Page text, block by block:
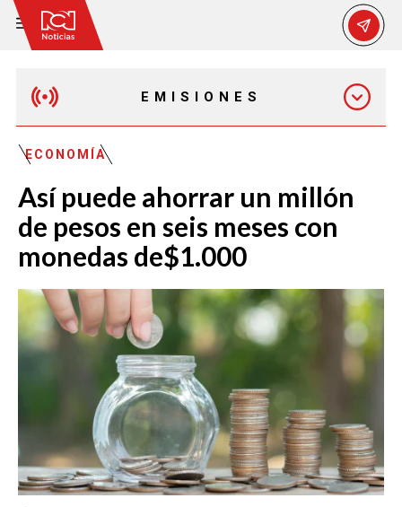
EMISIONES
EMISIÓN 7:00 PM
ECONOMÍA
Así puede ahorrar un millón
de pesos en seis meses con
monedas de$1.000